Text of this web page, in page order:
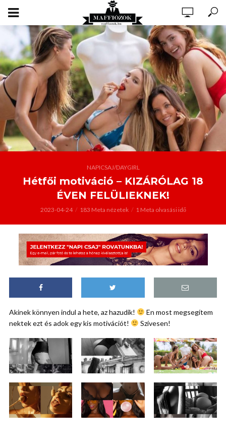
NAPICSAJ/DAYGIRL
Hétfői motiváció – KIZÁRÓLAG 18
ÉVEN FELÜLIEKNEK!
2023-04-24 183 Meta nézetek 1 Meta olvasási idő
Akinek könnyen indul a hete, az hazudik!
En most megsegítem
nektek ezt és adok egy kis motivációt!
Szívesen!